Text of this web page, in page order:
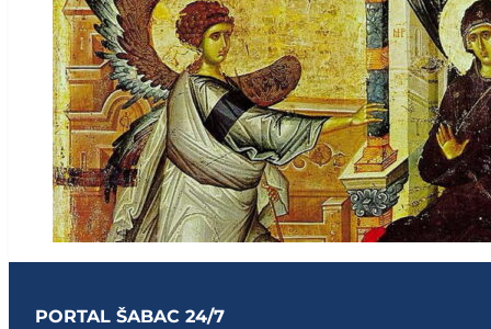
PORTAL ŠABAC 24/7